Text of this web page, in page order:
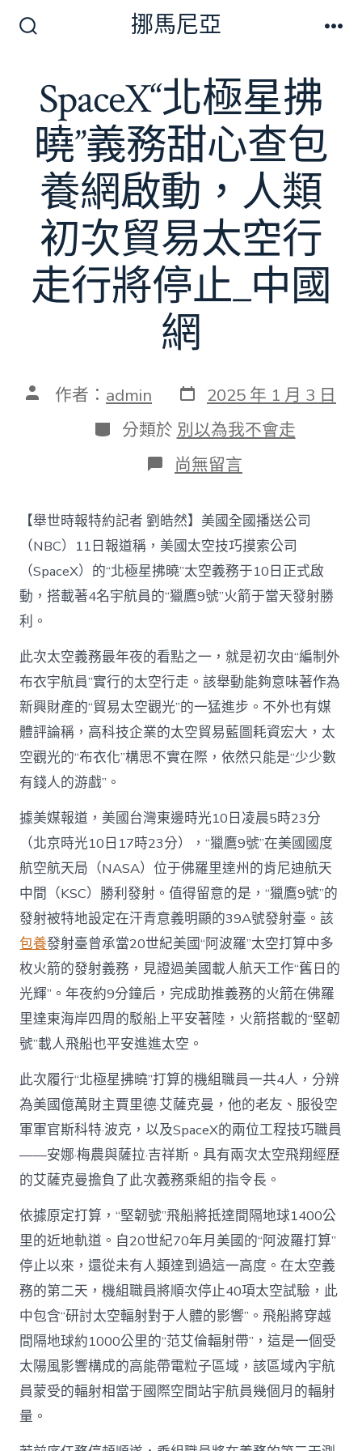
換
開
關
挪馬尼亞
SpaceX“北極星拂
曉”義務甜心查包
養網啟動，人類
初次貿易太空行
走行將停止_中國
網
文 作者： admin 發
表
日
期
2025 年 1 月 3 日
分
類
分類於 別以為我不會走
在
〈SpaceX“北
星
拂
曉”
義
務
甜
心
養
網
啟
動，
人
類
初
太
空
行
走
行
將
停
止
_
中
國
網〉
中
尚無留言
【舉世時報特約記者 劉皓然】美國全國播送公司
（NBC）11日報道稱，美國太空技巧摸索公司
（SpaceX）的“北極星拂曉”太空義務于10日正式啟
動，搭載著4名宇航員的“獵鷹9號”火箭于當天發射勝
利。
此次太空義務最年夜的看點之一，就是初次由“編制外
布衣宇航員”實行的太空行走。該舉動能夠意味著作為
新興財產的“貿易太空觀光”的一猛進步。不外也有媒
體評論稱，高科技企業的太空貿易藍圖耗資宏大，太
空觀光的“布衣化”構思不實在際，依然只能是“少少數
有錢人的游戲”。
據美媒報道，美國台灣東邊時光10日凌晨5時23分
（北京時光10日17時23分），“獵鷹9號”在美國國度
航空航天局（NASA）位于佛羅里達州的肯尼迪航天
中間（KSC）勝利發射。值得留意的是，“獵鷹9號”的
發射被特地設定在汗青意義明顯的39A號發射臺。該
包養發射臺曾承當20世紀美國“阿波羅”太空打算中多
枚火箭的發射義務，見證過美國載人航天工作“舊日的
光輝”。年夜約9分鐘后，完成助推義務的火箭在佛羅
里達東海岸四周的駁船上平安著陸，火箭搭載的“堅韌
號”載人飛船也平安進進太空。
此次履行“北極星拂曉”打算的機組職員一共4人，分辨
為美國億萬財主賈里德·艾薩克曼，他的老友、服役空
軍軍官斯科特·波克，以及SpaceX的兩位工程技巧職員
——安娜·梅農與薩拉·吉祥斯。具有兩次太空飛翔經歷
的艾薩克曼擔負了此次義務乘組的指令長。
依據原定打算，“堅韌號”飛船將抵達間隔地球1400公
里的近地軌道。自20世紀70年月美國的“阿波羅打算”
停止以來，還從未有人類達到過這一高度。在太空義
務的第二天，機組職員將順次停止40項太空試驗，此
中包含“研討太空輻射對于人體的影響”。飛船將穿越
間隔地球約1000公里的“范艾倫輻射帶”，這是一個受
太陽風影響構成的高能帶電粒子區域，該區域內宇航
員蒙受的輻射相當于國際空間站宇航員幾個月的輻射
量。